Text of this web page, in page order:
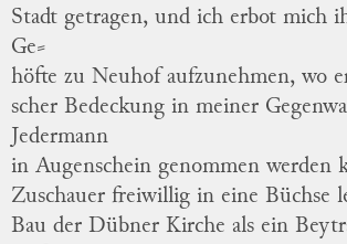
Stadt getragen, und ich erbot mich
Ge⸗
höfte zu Neuhof aufzunehmen, wo
scher Bedeckung in meiner
Jedermann
in Augenschein genommen werden
Zuschauer freiwillig in eine Büchse
Bau der Dübner Kirche als ein